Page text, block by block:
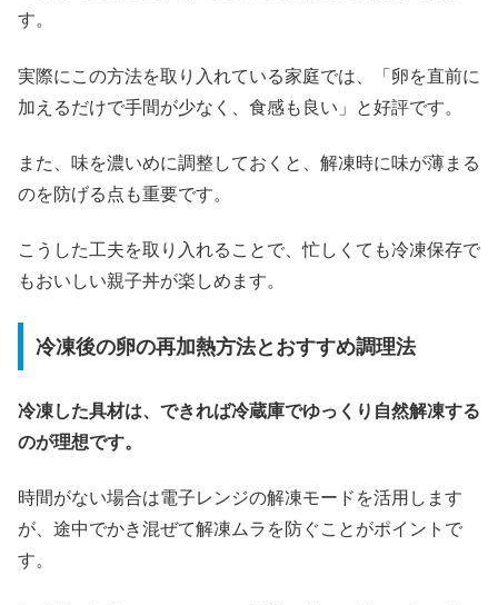
す。
実際にこの方法を取り入れている家庭では、「卵を直前に
加えるだけで手間が少なく、食感も良い」と好評です。
また、味を濃いめに調整しておくと、解凍時に味が薄まる
のを防げる点も重要です。
こうした工夫を取り入れることで、忙しくても冷凍保存で
もおいしい親子丼が楽しめます。
冷凍後の卵の再加熱方法とおすすめ調理法
冷凍した具材は、できれば冷蔵庫でゆっくり自然解凍する
のが理想です。
時間がない場合は電子レンジの解凍モードを活用します
が、途中でかき混ぜて解凍ムラを防ぐことがポイントで
す。